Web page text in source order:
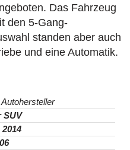
Das Fahrzeug
den 5-Gang-
standen aber auch
und eine Automatik.
SUV
2014